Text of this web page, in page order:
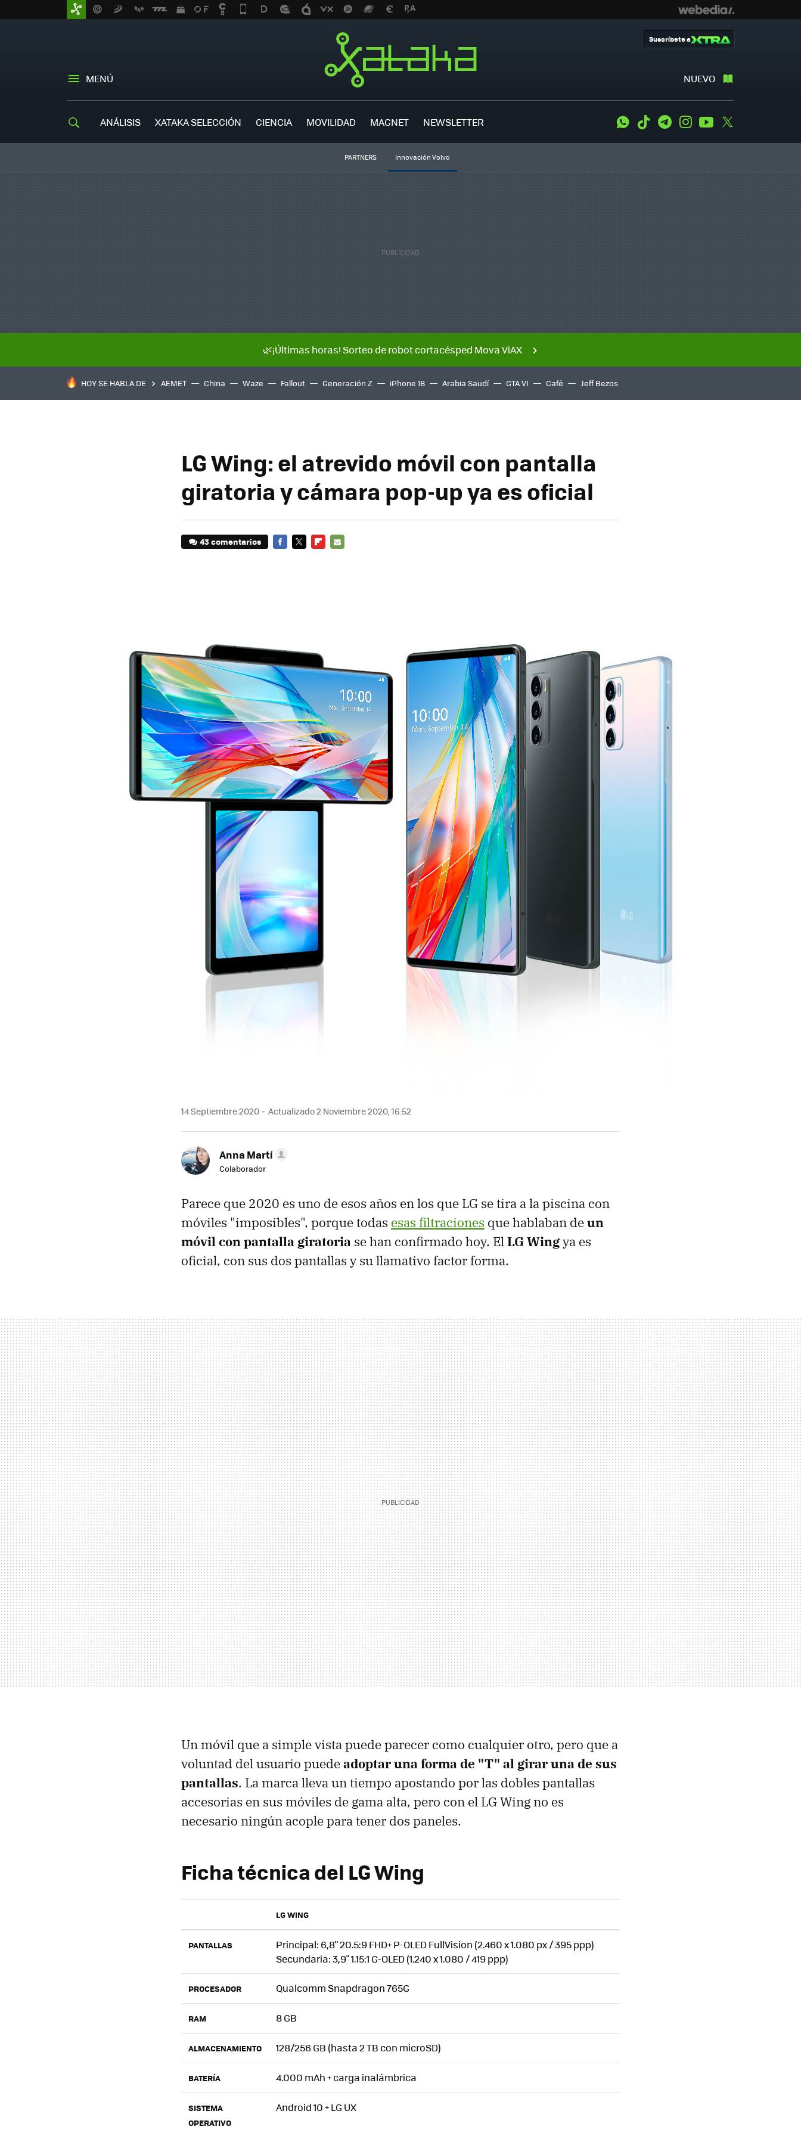
MENÚ NUEVO
Suscríbete a
ANÁLISIS XATAKA SELECCIÓN CIENCIA MOVILIDAD MAGNET NEWSLETTER WhatsApp
Tiktok TelegramInstagramYoutube
PARTNERS Innovación Volvo
🌿¡Últimas horas! Sorteo de robot cortacésped Mova ViAX
HOY SE HABLA DE AEMET China Waze Fallout Generación Z iPhone 18 Arabia Saudí GTA VI Café Jeff Bezos
LG Wing: el atrevido móvil con pantalla
giratoria y cámara pop-up ya es oficial
43 comentarios
14 Septiembre 2020 Actualizado 2 Noviembre 2020, 16:52
Anna Martí
Colaborador
Parece que 2020 es uno de esos años en los que LG se tira a la piscina con
móviles "imposibles", porque todas esas filtraciones que hablaban deun
móvil con pantalla giratoria se han confirmado hoy. ElLG Wingya es
oficial, con sus dos pantallas y su llamativo factor forma.
Un móvil que a simple vista puede parecer como cualquier otro, pero que a
voluntad del usuario puedeadoptar una forma de "T" al girar una de sus
pantallas. La marca lleva un tiempo apostando por las dobles pantallas
accesorias en sus móviles de gama alta, pero con el LG Wing no es
necesario ningún acople para tener dos paneles.
Ficha técnica del LG Wing
LG WING
PANTALLAS
Principal: 6,8" 20.5:9 FHD+ P-OLED FullVision (2.460 x 1.080 px / 395 ppp)
Secundaria: 3,9" 1.15:1 G-OLED (1.240 x 1.080 / 419 ppp)
PROCESADOR Qualcomm Snapdragon 765G
RAM 8 GB
ALMACENAMIENTO 128/256 GB (hasta 2 TB con microSD)
BATERÍA 4.000 mAh + carga inalámbrica
SISTEMA
OPERATIVO
Android 10 + LG UX